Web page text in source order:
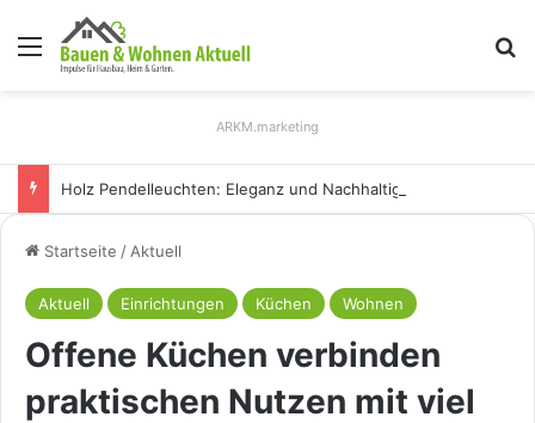
Menü
ARKM.marketing
Startseite / Aktuell
Aktuell Einrichtungen Küchen Wohnen
Offene Küchen verbinden
praktischen Nutzen mit viel